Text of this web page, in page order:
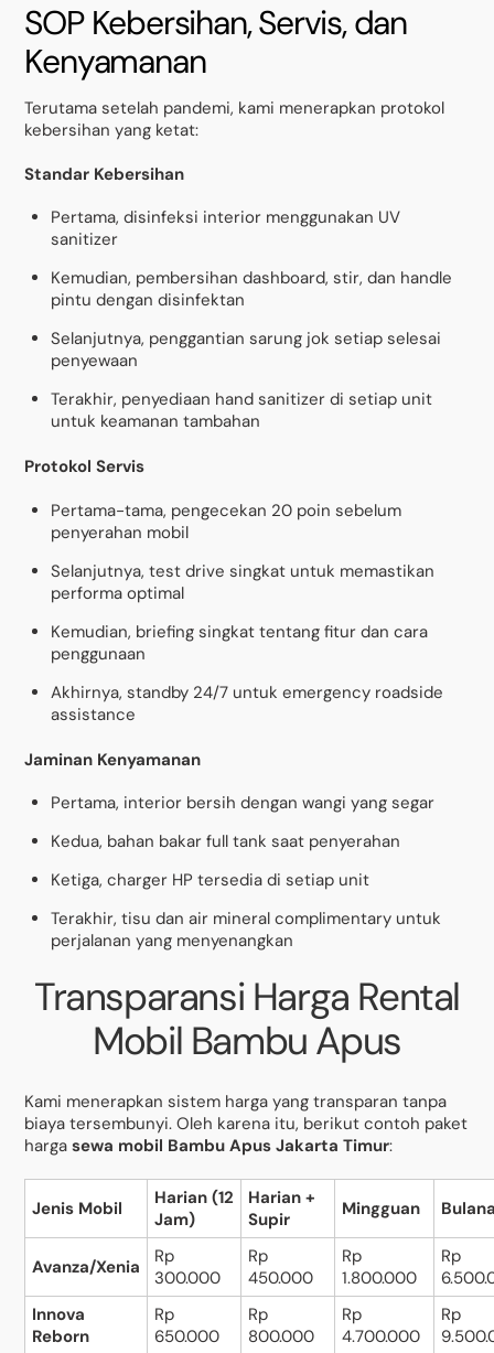
SOP Kebersihan, Servis, dan
Kenyamanan
Terutama setelah pandemi, kami menerapkan protokol
kebersihan yang ketat:
Standar Kebersihan
Pertama, disinfeksi interior menggunakan UV
sanitizer
Kemudian, pembersihan dashboard, stir, dan handle
pintu dengan disinfektan
Selanjutnya, penggantian sarung jok setiap selesai
penyewaan
Terakhir, penyediaan hand sanitizer di setiap unit
untuk keamanan tambahan
Protokol Servis
Pertama-tama, pengecekan 20 poin sebelum
penyerahan mobil
Selanjutnya, test drive singkat untuk memastikan
performa optimal
Kemudian, briefing singkat tentang fitur dan cara
penggunaan
Akhirnya, standby 24/7 untuk emergency roadside
assistance
Jaminan Kenyamanan
Pertama, interior bersih dengan wangi yang segar
Kedua, bahan bakar full tank saat penyerahan
Ketiga, charger HP tersedia di setiap unit
Terakhir, tisu dan air mineral complimentary untuk
perjalanan yang menyenangkan
Transparansi Harga Rental
Mobil Bambu Apus
Kami menerapkan sistem harga yang transparan tanpa
biaya tersembunyi. Oleh karena itu, berikut contoh paket
hargasewa mobil Bambu Apus Jakarta Timur:
Jenis Mobil
Harian (12
Jam)
Harian +
Supir
Mingguan
Avanza/Xenia
Rp
300.000
Rp
450.000
Rp
1.800.000
Rp
Innova
Reborn
Rp
650.000
Rp
800.000
Rp
4.700.000
Rp